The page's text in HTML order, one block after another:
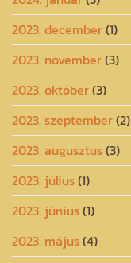
2023. december(1)
2023. november(3)
2023. október(3)
2023. szeptember(2)
2023. augusztus(3)
2023. július(1)
2023. június(1)
2023. május(4)